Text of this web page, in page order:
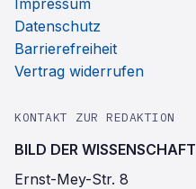
Impressum
Datenschutz
Barrierefreiheit
Vertrag widerrufen
KONTAKT ZUR REDAKTION
BILD DER WISSENSCHAFT
Ernst-Mey-Str. 8